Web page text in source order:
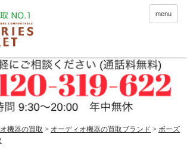
menu
機器の買取 > オーディオ機器の買取ブランド > ボーズ